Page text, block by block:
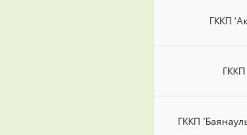
ГККП
ГККП